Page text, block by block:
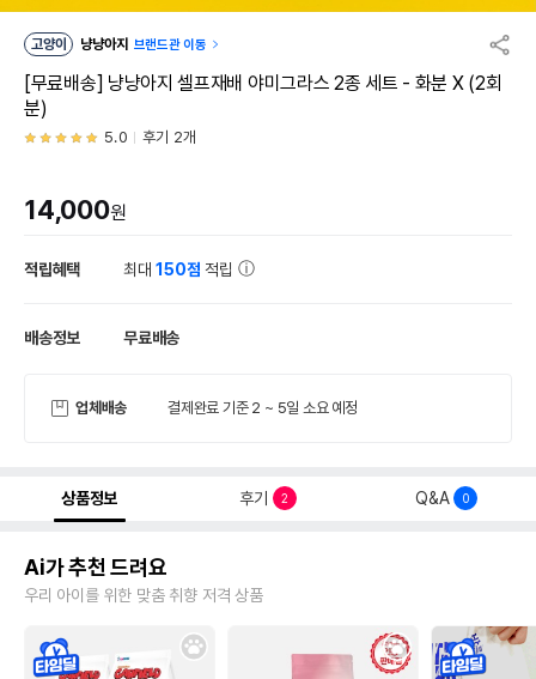
고양이 냥냥아지 브랜드관 이동
[무료배송] 냥냥아지 셀프재배 야미그라스 2종 세트 - 화분 X (2회
분)
5.0 후기 2개
14,000원
적립혜택 최대150점 적립
배송정보 무료배송
업체배송 결제완료 기준 2 ~ 5일 소요 예정
상품정보 후기 2 Q&A 0
Ai가 추천 드려요
우리 아이를 위한 맞춤 취향 저격 상품